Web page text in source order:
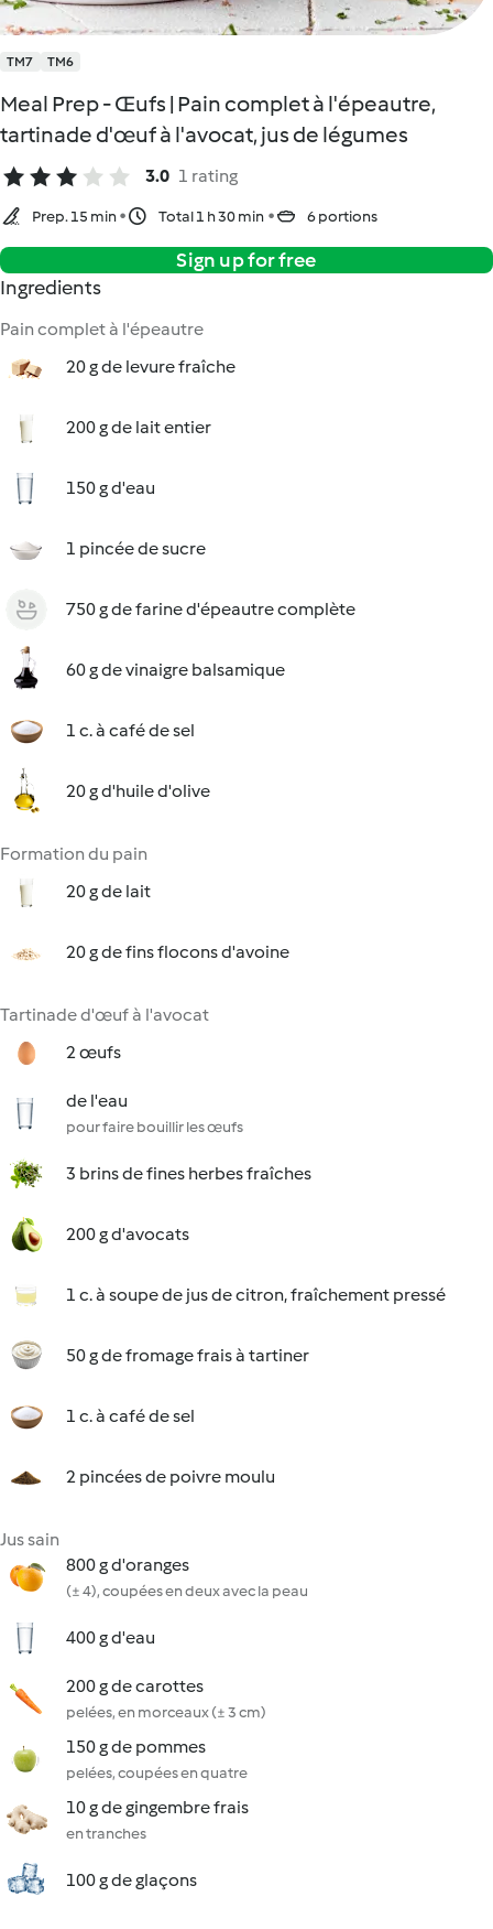
TM7 TM6
Meal Prep - Œufs | Pain complet à l'épeautre,
tartinade d'œuf à l'avocat, jus de légumes
3.0 1 rating
Prep. 15 min Total 1 h 30 min 6 portions
Sign up for free
Ingredients
Pain complet à l'épeautre
20 g de levure fraîche
200 g de lait entier
150 g d'eau
1 pincée de sucre
750 g de farine d'épeautre complète
60 g de vinaigre balsamique
1 c. à café de sel
20 g d'huile d'olive
Formation du pain
20 g de lait
20 g de fins flocons d'avoine
Tartinade d'œuf à l'avocat
2 œufs
de l'eau
pour faire bouillir les œufs
3 brins de fines herbes fraîches
200 g d'avocats
1 c. à soupe de jus de citron, fraîchement pressé
50 g de fromage frais à tartiner
1 c. à café de sel
2 pincées de poivre moulu
Jus sain
800 g d'oranges
(± 4), coupées en deux avec la peau
400 g d'eau
200 g de carottes
pelées, en morceaux (± 3 cm)
150 g de pommes
pelées, coupées en quatre
10 g de gingembre frais
en tranches
100 g de glaçons